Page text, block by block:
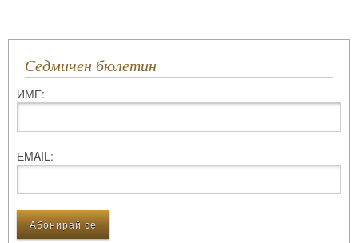
Седмичен бюлетин
ИМЕ:
ЕMAIL: